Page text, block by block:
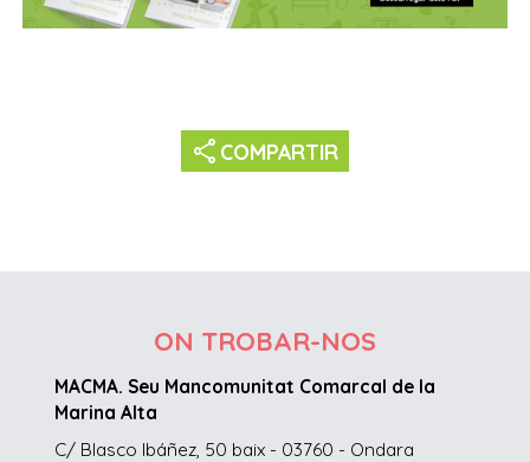
share COMPARTIR
ON TROBAR-NOS
MACMA. Seu Mancomunitat Comarcal de la
Marina Alta
C/ Blasco Ibáñez, 50 baix - 03760 - Ondara